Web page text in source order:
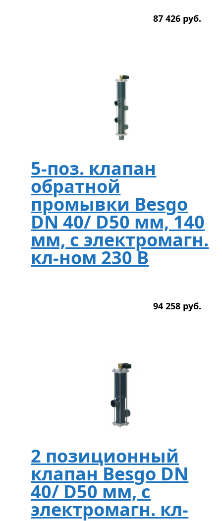
87 426 руб.
5-поз. клапан
обратной
промывки Besgo
DN 40/ D50 мм, 140
мм, с электромагн.
кл-ном 230 В
94 258 руб.
2 позиционный
клапан Besgo DN
40/ D50 мм, с
электромагн. кл-